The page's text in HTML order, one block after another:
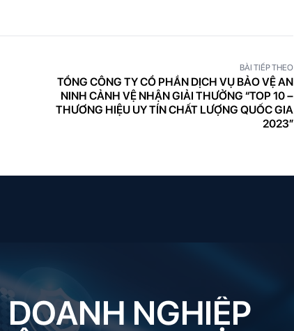
BÀI TIẾP THEO
TỔNG CÔNG TY CỔ PHẦN DỊCH VỤ BẢO VỆ AN
NINH CẢNH VỆ NHẬN GIẢI THƯỞNG “TOP 10 –
THƯƠNG HIỆU UY TÍN CHẤT LƯỢNG QUỐC GIA
2023”
NGHIỆP